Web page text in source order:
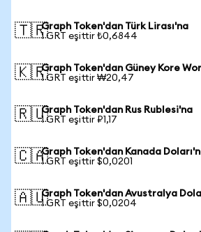
🇹🇷Graph Token'dan Türk Lirası'na
1 GRT eşittir ₺0,6844
🇰🇷Graph Token'dan Güney Kore
1 GRT eşittir ₩20,47
🇷🇺Graph Token'dan Rus Rublesi'na
1 GRT eşittir ₽1,17
🇨🇦Graph Token'dan Kanada
1 GRT eşittir $0,0201
🇦🇺Graph Token'dan Avustralya
1 GRT eşittir $0,0204